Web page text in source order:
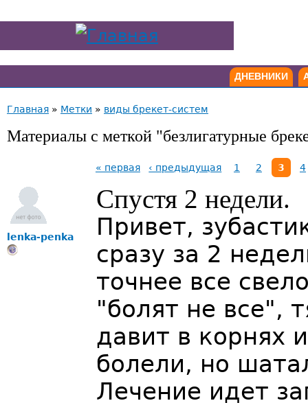
ДНЕВНИКИ
Главная » Метки » виды брекет-систем
Материалы с меткой "безлигатурные
« первая ‹ предыдущая 1 2 3 4
lenka-penka
Спустя 2 недели.
Привет,
сразу за 2
точнее все
"болят не все",
давит в корнях
болели, но
Лечение идет